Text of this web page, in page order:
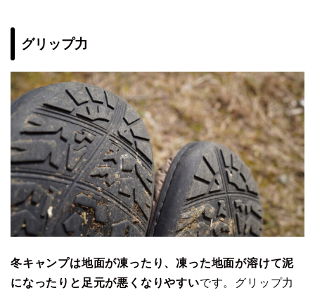
グリップ力
冬キャンプは地面が凍ったり、凍った地面が溶けて泥
になったりと足元が悪くなりやすいです。グリップ力